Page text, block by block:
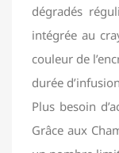
dégradés
intégrée au
couleur de
durée
Plus besoin
Grâce aux